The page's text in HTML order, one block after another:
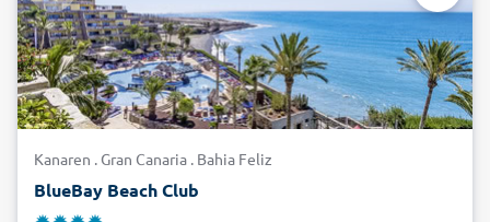
Kanaren . Gran Canaria . Bahia Feliz
BlueBay Beach Club